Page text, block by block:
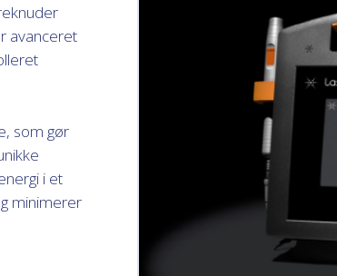
avanceret
som gør
i et
minimerer